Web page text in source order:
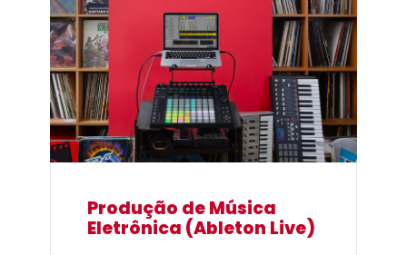
Produção de Música
Eletrônica (Ableton Live)